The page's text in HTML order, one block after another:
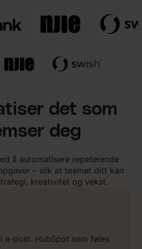
det som
deg
å automatisere repeterende
– slik at teamet ditt kan
kreativitet og vekst.
e-post. HubSpot som føles